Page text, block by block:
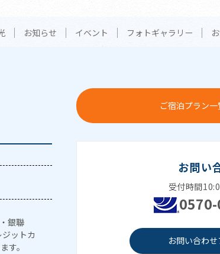
お知らせ イベント フォトギャラリー
銀聯
ットカ
す。
ご宿泊プラン
お問い
受付時間
お問い合わ